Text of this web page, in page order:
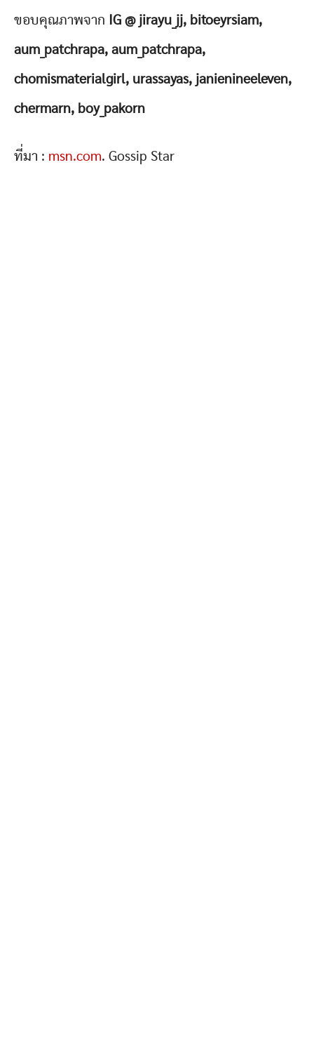
ขอบคุณภาพจาก IG @ jirayu_jj, bitoeyrsiam,
aum_patchrapa, aum_patchrapa,
chomismaterialgirl, urassayas, janienineeleven,
chermarn, boy_pakorn
ที่มา : msn.com. Gossip Star